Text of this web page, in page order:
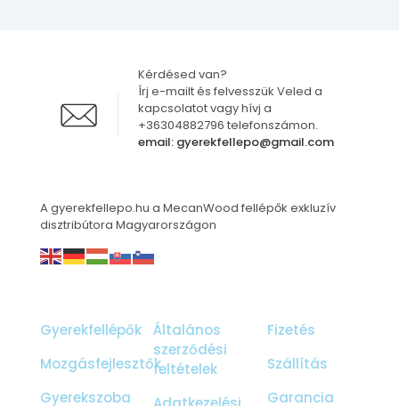
email: gyerekfellepo@gmail.com
Kérdésed van?
Írj e-mailt és felvesszük Veled a
kapcsolatot vagy hívj a
+36304882796 telefonszámon.
A gyerekfellepo.hu a MecanWood fellépők exkluzív
disztribútora Magyarországon
Gyerekfellépők
Mozgásfejlesztők
Gyerekszoba
Általános
szerződési
feltételek
Fizetés
Szállítás
Garancia